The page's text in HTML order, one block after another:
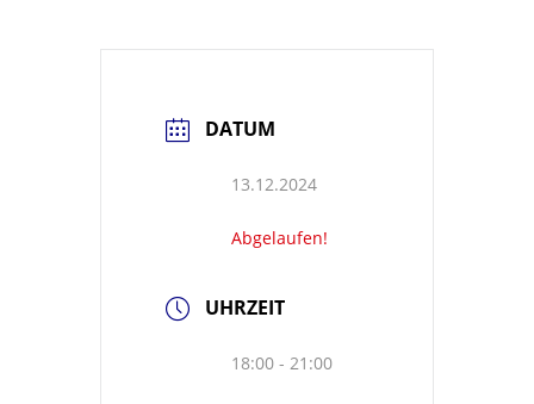
DATUM
13.12.2024
Abgelaufen!
UHRZEIT
18:00 - 21:00